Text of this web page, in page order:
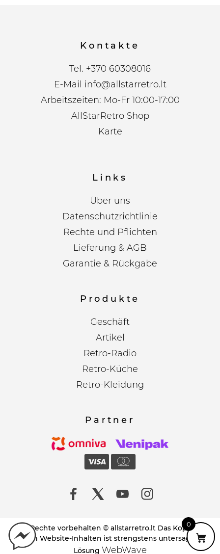
Kontakte
Tel. +370 60308016
E-Mail info@allstarretro.lt
Arbeitszeiten: Mo-Fr 10:00-17:00
AllStarRetro Shop
Karte
Links
Über uns
Datenschutzrichtlinie
Rechte und Pflichten
Lieferung & AGB
Garantie & Rückgabe
Produkte
Geschäft
Artikel
Retro-Radio
Retro-Küche
Retro-Kleidung
Partner
Alle Rechte vorbehalten © allstarretro.lt Das Kopieren
von Website-Inhalten ist strengstens untersagt!
Lösung WebWave
0